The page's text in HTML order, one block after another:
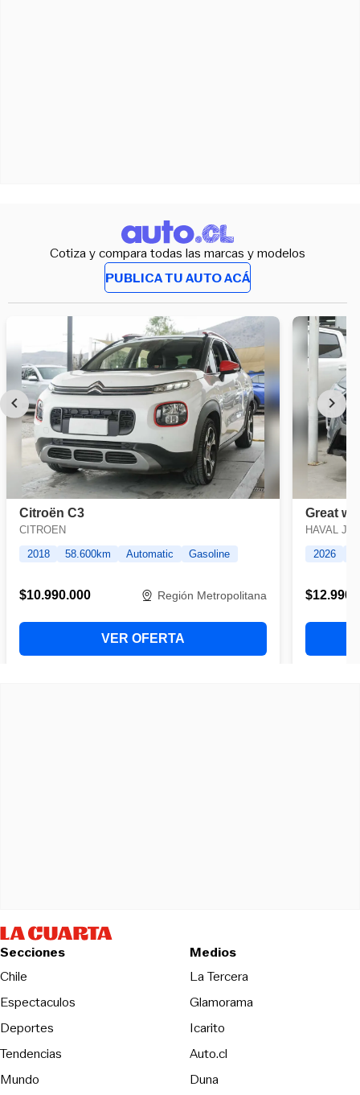
Cotiza y compara todas las marcas y modelos
PUBLICA TU AUTO ACÁ
Secciones
Chile
Espectaculos
Deportes
Tendencias
Mundo
Medios
La TerceraOpens in new
Glamorama
Icarito
Auto.cl
DunaOpens in new window